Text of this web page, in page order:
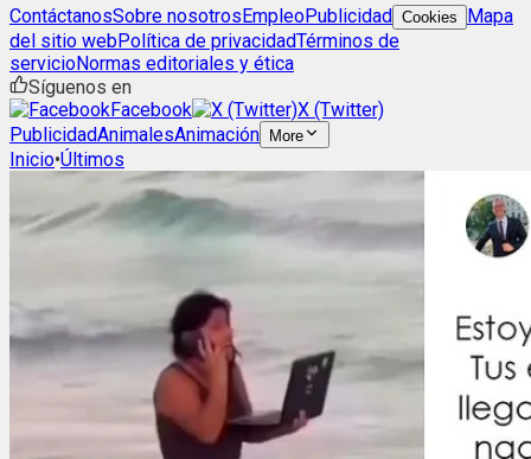
ContáctanosSobre nosotrosEmpleoPublicidad Cookies
Mapa
del sitio webPolítica de privacidadTérminos de
servicioNormas editoriales y ética
Síguenos en
Facebook
X (Twitter)
PublicidadAnimalesAnimación More
Inicio•Últimos